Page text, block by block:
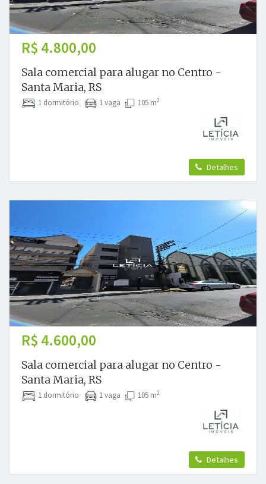
R$ 4.800,00
Sala comercial para alugar no Centro -
Santa Maria, RS
1 dormitório 1 vaga 105 m2
Detalhes
R$ 4.600,00
Sala comercial para alugar no Centro -
Santa Maria, RS
1 dormitório 1 vaga 105 m2
Detalhes